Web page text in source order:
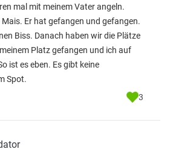
mal mit meinem Vater angeln.
Er hat gefangen und gefangen.
Biss. Danach haben wir die Plätze
Platz gefangen und ich auf
ist es eben. Es gibt keine
Spot.
3